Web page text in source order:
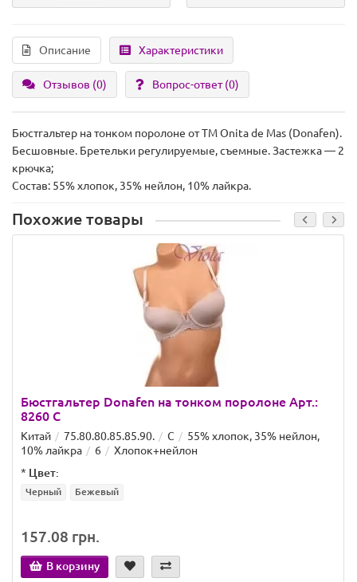
Описание Характеристики
Отзывов (0) Вопрос-ответ(0)
Бюстгальтер на тонком поролоне от ТМ Onita de Mas (Donafen).
Бесшовные. Бретельки регулируемые, съемные. Застежка — 2
крючка;
Состав: 55% хлопок, 35% нейлон, 10% лайкра.
Похожие товары
Бюстгальтер Donafen на тонком поролоне Арт.:
8260 C
Китай 75.80.80.85.85.90. C
55% хлопок, 35% нейлон,
10% лайкра
6
Хлопок+нейлон
* Цвет:
Черный Бежевый
157.08 грн.
В корзину